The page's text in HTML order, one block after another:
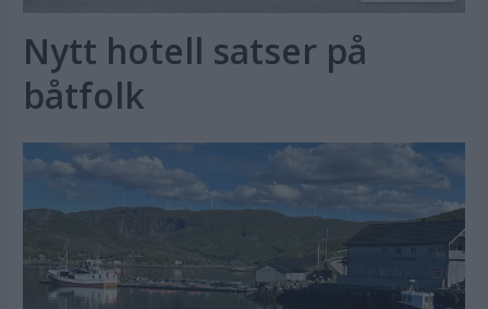
Nytt hotell satser på
båtfolk